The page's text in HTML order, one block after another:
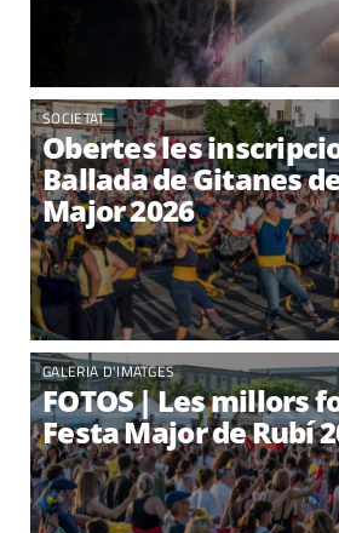
SOCIETAT
Obertes les
Ballada de Gitanes
Major 2026
GALERIA D'IMATGES
FOTOS | Les millors
Festa Major de Rubí